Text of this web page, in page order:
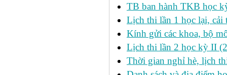
TB ban hành TKB học
Lịch thi lần 1 học lại, cải
Kính gửi các khoa, bộ
Lịch thi lần 2 học kỳ II
Thời gian nghỉ hè, lịch